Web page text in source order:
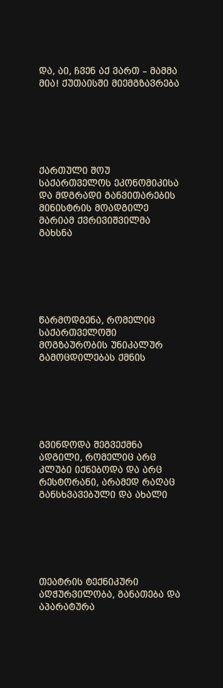
ᲓᲐ, ᲐᲘ, ᲩᲕᲔᲜ ᲐᲥ ᲕᲐᲠᲗ – ᲛᲐᲛᲛᲐ
ᲛᲘᲐ! ᲥᲣᲗᲐᲘᲡᲨᲘ ᲛᲘᲔᲛᲒᲖᲐᲕᲠᲔᲑᲐ
ᲥᲐᲠᲗᲣᲚᲘ ᲨᲝᲣ
ᲡᲐᲥᲐᲠᲗᲕᲔᲚᲝᲡ ᲔᲙᲝᲜᲝᲛᲘᲙᲘᲡᲐ
ᲓᲐ ᲛᲓᲒᲠᲐᲓᲘ ᲒᲐᲜᲕᲘᲗᲐᲠᲔᲑᲘᲡ
ᲛᲘᲜᲘᲡᲢᲠᲘᲡ ᲛᲝᲐᲓᲒᲘᲚᲔ
ᲛᲐᲠᲘᲐᲛ ᲥᲕᲠᲘᲕᲘᲨᲕᲘᲚᲛᲐ
ᲒᲐᲮᲡᲜᲐ
ᲬᲐᲠᲛᲝᲓᲒᲔᲜᲐ, ᲠᲝᲛᲔᲚᲘᲪ
ᲡᲐᲥᲐᲠᲗᲕᲔᲚᲝᲨᲘ
ᲛᲝᲒᲖᲐᲣᲠᲝᲑᲘᲡ ᲣᲜᲘᲙᲐᲚᲣᲠ
ᲒᲐᲛᲝᲪᲓᲘᲚᲔᲑᲐᲡ ᲥᲛᲜᲘᲡ
ᲒᲕᲘᲜᲓᲝᲓᲐ ᲨᲔᲒᲕᲔᲥᲛᲜᲐ
ᲐᲓᲒᲘᲚᲘ, ᲠᲝᲛᲔᲚᲘᲪ ᲐᲠᲪ
ᲙᲚᲣᲑᲘ ᲘᲥᲜᲔᲑᲝᲓᲐ ᲓᲐ ᲐᲠᲪ
ᲠᲔᲡᲢᲝᲠᲐᲜᲘ, ᲐᲠᲐᲛᲔᲓ ᲠᲐᲦᲐᲪ
ᲒᲐᲜᲡᲮᲕᲐᲕᲔᲑᲣᲚᲘ ᲓᲐ ᲐᲮᲐᲚᲘ
ᲗᲔᲐᲢᲠᲘᲡ ᲢᲔᲥᲜᲘᲙᲣᲠᲘ
ᲐᲦᲭᲣᲠᲕᲘᲚᲝᲑᲐ, ᲒᲐᲜᲐᲗᲔᲑᲐ ᲓᲐ
ᲐᲞᲐᲠᲐᲢᲣᲠᲐ